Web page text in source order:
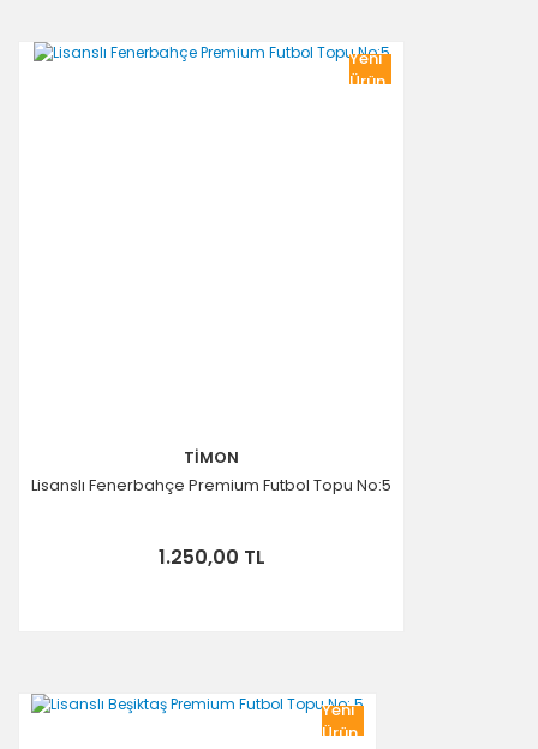
Yeni
Ürün
TİMON
Lisanslı Fenerbahçe Premium Futbol Topu No:5
1.250,00 TL
Yeni
Ürün